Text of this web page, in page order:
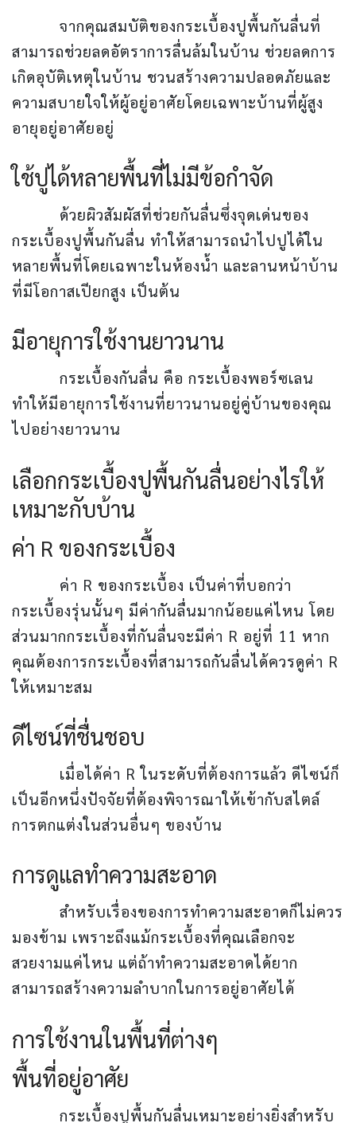
จากคุณสมบัติของกระเบื้องปูพื้นกันลื่นที่
สามารถช่วยลดอัตราการลื่นล้มในบ้าน ช่วยลดการ
เกิดอุบัติเหตุในบ้าน ชวนสร้างความปลอดภัยและ
ความสบายใจให้ผู้อยู่อาศัยโดยเฉพาะบ้านที่ผู้สูง
อายุอยู่อาศัยอยู่
ใช้ปูได้หลายพื้นที่ไม่มีข้อกำจัด
ด้วยผิวสัมผัสที่ช่วยกันลื่นซึ่งจุดเด่นของ
กระเบื้องปูพื้นกันลื่น ทำให้สามารถนำไปปูได้ใน
หลายพื้นที่โดยเฉพาะในห้องน้ำ และลานหน้าบ้าน
ที่มีโอกาสเปียกสูง เป็นต้น
มีอายุการใช้งานยาวนาน
กระเบื้องกันลื่น คือ กระเบื้องพอร์ซเลน
ทำให้มีอายุการใช้งานที่ยาวนานอยู่คู่บ้านของคุณ
ไปอย่างยาวนาน
เลือกกระเบื้องปูพื้นกันลื่นอย่างไรให้
เหมาะกับบ้าน
ค่า R ของกระเบื้อง
ค่า R ของกระเบื้อง เป็นค่าที่บอกว่า
กระเบื้องรุ่นนั้นๆ มีค่ากันลื่นมากน้อยแค่ไหน โดย
ส่วนมากกระเบื้องที่กันลื่นจะมีค่า R อยู่ที่ 11 หาก
คุณต้องการกระเบื้องที่สามารถกันลื่นได้ควรดูค่า R
ให้เหมาะสม
ดีไซน์ที่ชื่นชอบ
เมื่อได้ค่า R ในระดับที่ต้องการแล้ว ดีไซน์ก็
เป็นอีกหนึ่งปัจจัยที่ต้องพิจารณาให้เข้ากับสไตล์
การตกแต่งในส่วนอื่นๆ ของบ้าน
การดูแลทำความสะอาด
สำหรับเรื่องของการทำความสะอาดก็ไม่ควร
มองข้าม เพราะถึงแม้กระเบื้องที่คุณเลือกจะ
สวยงามแค่ไหน แต่ถ้าทำความสะอาดได้ยาก
สามารถสร้างความลำบากในการอยู่อาศัยได้
การใช้งานในพื้นที่ต่างๆ
พื้นที่อยู่อาศัย
กระเบื้องปูพื้นกันลื่นเหมาะอย่างยิ่งสำหรับ